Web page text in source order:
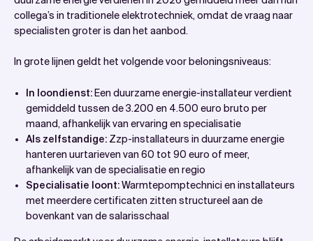
collega’s in traditionele elektrotechniek, omdat de vraag naar
specialisten groter is dan het aanbod.
In grote lijnen geldt het volgende voor beloningsniveaus:
In loondienst: Een duurzame energie-installateur verdient
gemiddeld tussen de 3.200 en 4.500 euro bruto per
maand, afhankelijk van ervaring en specialisatie
Als zelfstandige: Zzp-installateurs in duurzame energie
hanteren uurtarieven van 60 tot 90 euro of meer,
afhankelijk van de specialisatie en regio
Specialisatie loont:Warmtepomptechnici en installateurs
met meerdere certificaten zitten structureel aan de
bovenkant van de salarisschaal